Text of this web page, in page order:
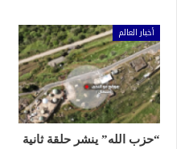
أخبار العالم
“حزب الله” ينشر حلقة ثانية